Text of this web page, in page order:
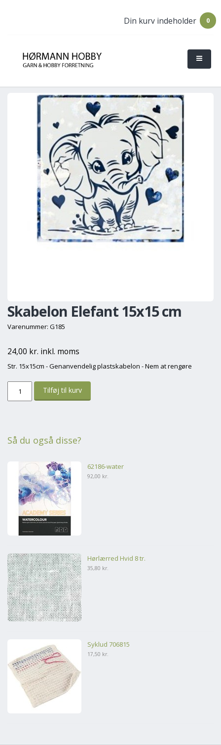
0
Din kurv indeholder
Skabelon Elefant 15x15 cm
Varenummer: G185
24,00 kr. inkl. moms
Str. 15x15cm - Genanvendelig plastskabelon - Nem at rengøre
Så du også disse?
62186-water
92,00 kr.
Hørlærred Hvid 8 tr.
35,80 kr.
Syklud 706815
17,50 kr.